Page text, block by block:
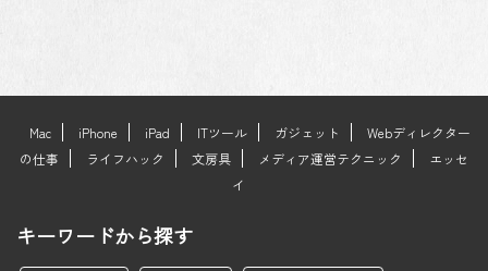
Mac iPhone iPad ITツール ガジェット
Webディレクター
の仕事
ライフハック 文房具 メディア運営テクニック
エッセ
イ
キーワードから探す